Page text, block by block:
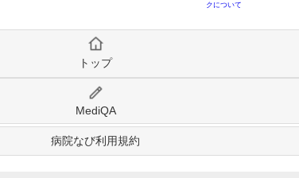
クについて
トップ
MediQA
病院なび利用規約